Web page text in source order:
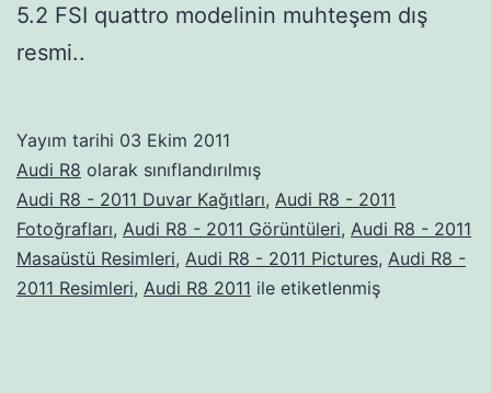
5.2 FSI quattro modelinin muhteşem dış
resmi..
Yayım tarihi 03 Ekim 2011
Audi R8 olarak sınıflandırılmış
Audi R8 - 2011 Duvar Kağıtları, Audi R8 - 2011
Fotoğrafları, Audi R8 - 2011 Görüntüleri, Audi R8 - 2011
Masaüstü Resimleri, Audi R8 - 2011 Pictures, Audi R8 -
2011 Resimleri, Audi R8 2011 ile etiketlenmiş